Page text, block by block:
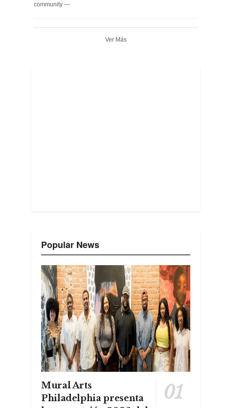
community —
Ver Más
Popular News
Mural Arts
Philadelphia presenta